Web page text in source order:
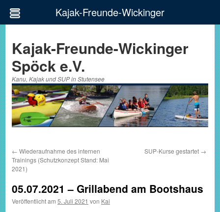
springen
Kajak-Freunde-Wickinger
Spöck e.V.
Kanu, Kajak und SUP in Stutensee
← Wiederaufnahme des internen
Trainings (Schutzkonzept Stand: Mai
2021)
SUP-Kurse gestartet →
05.07.2021 – Grillabend am Bootshaus
Veröffentlicht am 5. Juli 2021 von Kai
Kajak-Freunde-Wickinger